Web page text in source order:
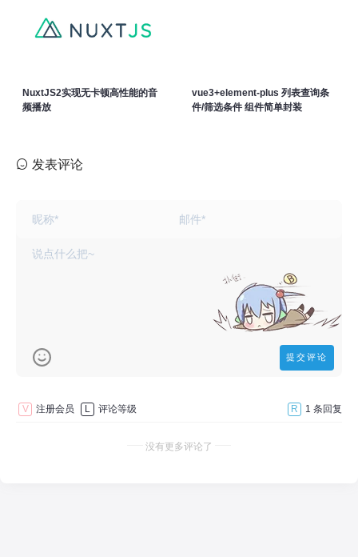
NuxtJS2实现无卡顿高性能的音
频播放
vue3+element-plus 列表查询条
件/筛选条件 组件简单封装
发表评论
V 注册会员 L 评论等级 R 1 条回复
没有更多评论了